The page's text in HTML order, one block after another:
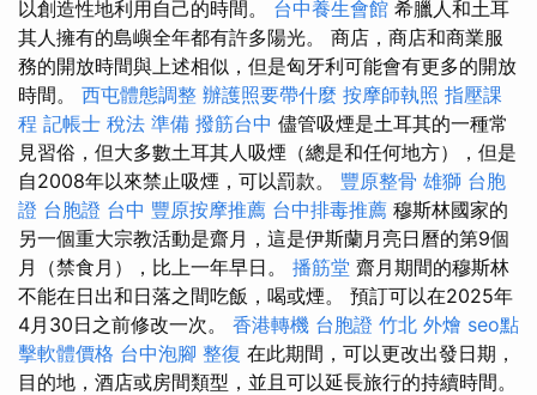
以創造性地利用自己的時間。 台中養生會館 希臘人和土耳
其人擁有的島嶼全年都有許多陽光。 商店，商店和商業服
務的開放時間與上述相似，但是匈牙利可能會有更多的開放
時間。 西屯體態調整 辦護照要帶什麼 按摩師執照 指壓課
程 記帳士 稅法 準備 撥筋台中 儘管吸煙是土耳其的一種常
見習俗，但大多數土耳其人吸煙（總是和任何地方），但是
自2008年以來禁止吸煙，可以罰款。 豐原整骨 雄獅 台胞
證 台胞證 台中 豐原按摩推薦 台中排毒推薦 穆斯林國家的
另一個重大宗教活動是齋月，這是伊斯蘭月亮日曆的第9個
月（禁食月），比上一年早日。 播筋堂 齋月期間的穆斯林
不能在日出和日落之間吃飯，喝或煙。 預訂可以在2025年
4月30日之前修改一次。 香港轉機 台胞證 竹北 外燴 seo點
擊軟體價格 台中泡腳 整復 在此期間，可以更改出發日期，
目的地，酒店或房間類型，並且可以延長旅行的持續時間。